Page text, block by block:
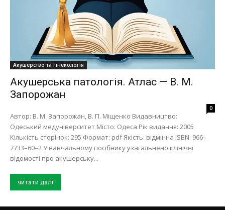
Акушерство та гінекологія
Акушерська патологія. Атлас — В. М.
Запорожан
0
Автор: В. М. Запорожан, В. П. Міщенко Видавництво:
Одеський медуніверситет Місто: Одеса Рік видання: 2005
Кількість сторінок: 295 Формат: pdf Якість: відмінна ISBN: 966–
7733–60–2 У навчальному посiбнику узагальнено клiнiчнi
вiдомостi про акушерську...
читати далі